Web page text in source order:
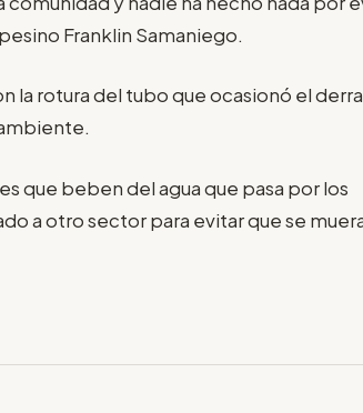
Franklin Samaniego.
la rotura del tubo que ocasionó el
que beben del agua que pasa por los
a otro sector para evitar que se